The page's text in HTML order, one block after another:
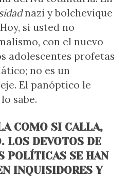
nazi y bolchevique
si usted no
con el nuevo
adolescentes profetas
no es un
El panóptico le
sabe.
COMO SI CALLA,
LOS DEVOTOS DE
POLÍTICAS SE HAN
INQUISIDORES Y